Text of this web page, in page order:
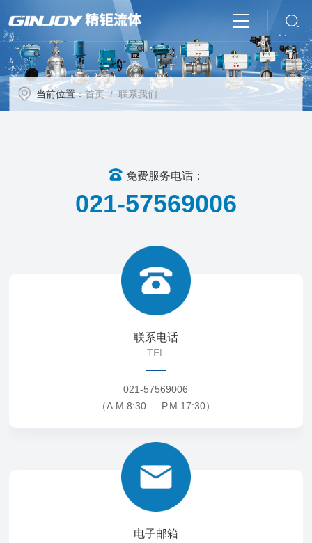
当前位置：首页/ 联系我们
免费服务电话：
021-57569006
联系电话
TEL
021-57569006
（A.M 8:30 — P.M 17:30）
电子邮箱